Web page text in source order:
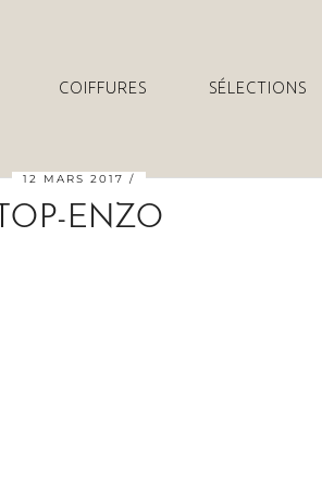
COIFFURES SÉLECTIONS
12 MARS 2017
TOP-ENZO